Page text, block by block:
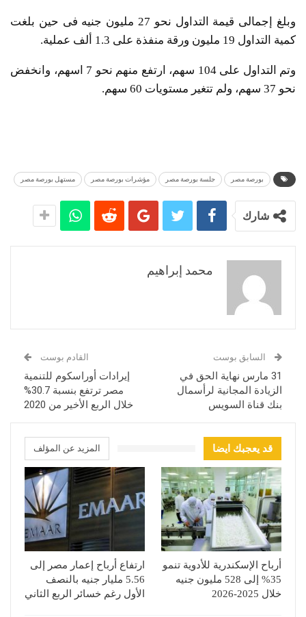
وبلغ إجمالى قيمة التداول نحو 27 مليون جنيه فى حين بلغت
كمية التداول 19 مليون ورقة منفذة على 1.3 ألف عملية.
وتم التداول على 104 سهم، ارتفع منهم نحو 7 اسهم، وانخفض
نحو 37 سهم، ولم تتغير مستويات 60 سهم.
بورصة مصر جلسة بورصة مصر مؤشرات بورصة مصر مستهل بورصة مصر
شارك
محمد إبراهيم
السابق بوست
31 مارس نهاية الحق في
الزيادة المجانية لرأسمال
بنك قناة السويس
القادم بوست
إيرادات أوراسكوم للتنمية
مصر ترتفع بنسبة 30.7%
خلال الربع الأخير من 2020
قد يعجبك ايضا المزيد عن المؤلف
أرباح الإسكندرية للأدوية تنمو
35% إلى 528 مليون جنيه
خلال 2025-2026
ارتفاع أرباح إعمار مصر إلى
5.56 مليار جنيه بالنصف
الأول رغم خسائر الربع الثاني